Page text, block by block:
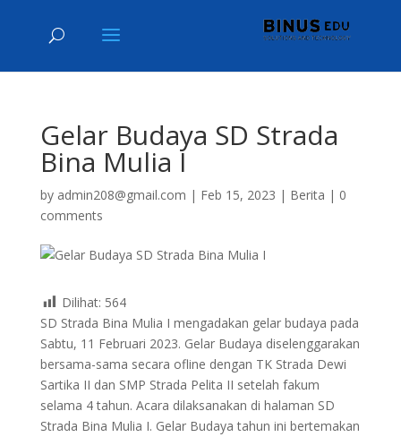
Gelar Budaya SD Strada
Bina Mulia I
by admin208@gmail.com | Feb 15, 2023 | Berita | 0
comments
Dilihat: 564
SD Strada Bina Mulia I mengadakan gelar budaya pada
Sabtu, 11 Februari 2023. Gelar Budaya diselenggarakan
bersama-sama secara ofline dengan TK Strada Dewi
Sartika II dan SMP Strada Pelita II setelah fakum
selama 4 tahun. Acara dilaksanakan di halaman SD
Strada Bina Mulia I. Gelar Budaya tahun ini bertemakan